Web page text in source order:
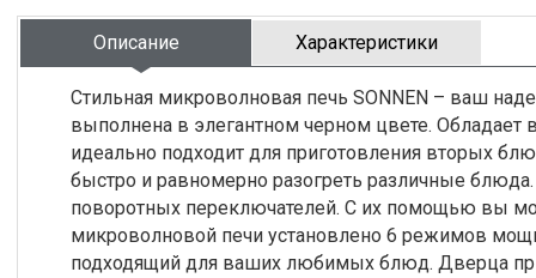
Описание Характеристики
Стильная микроволновая печь SONNEN – ваш
выполнена в элегантном черном цвете.
идеально подходит для приготовления вторых
быстро и равномерно разогреть различные
поворотных переключателей. С их помощью вы
микроволновой печи установлено 6 режимов
подходящий для ваших любимых блюд. Дверца